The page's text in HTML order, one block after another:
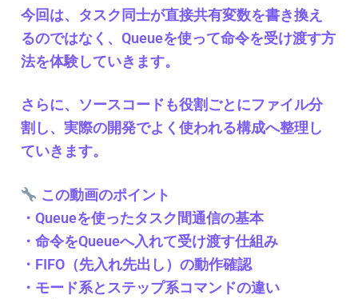
今回は、タスク同士が直接共有変数を書き換え
るのではなく、Queueを使って命令を受け渡す方
法を体験していきます。
さらに、ソースコードも役割ごとにファイル分
割し、実際の開発でよく使われる構成へ整理し
ていきます。
この動画のポイント
・Queueを使ったタスク間通信の基本
・命令をQueueへ入れて受け渡す仕組み
・FIFO（先入れ先出し）の動作確認
・モード系とステップ系コマンドの違い